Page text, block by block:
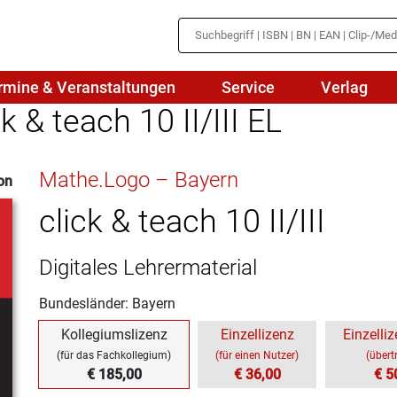
Medienbildung
Naturwissenschaften/NuT
Physik
Politik
Religion
Spanisch
& Veranstaltungen Service Verlag
& teach 10 II/III EL
Mathe.Logo – Bayern
click & teach 10 II/III
Digitales Lehrermaterial
Bundesländer: Bayern
Kollegiumslizenz
(für das Fachkollegium)
€ 185,00
Einzellizenz
(für einen Nutzer)
€ 36,00 €